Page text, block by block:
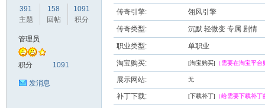
391
主题
158
回帖
1091
积分
管理员
积分 1091
发消息
传奇引擎: 翎风引擎
传奇类型: 沉默 轻微变 专属 剧情
职业类型: 单职业
淘宝购买: [淘宝购买] （需要在淘宝平
展示网站: 无
补丁下载: [下载补丁] （给需要下载补